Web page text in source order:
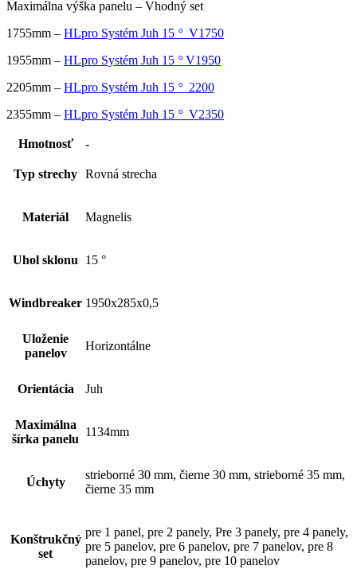
Maximálna výška panelu – Vhodný set
1755mm – HLpro Systém Juh 15 °V1750
1955mm – HLpro Systém Juh 15 °V1950
2205mm – HLpro Systém Juh 15 °2200
2355mm – HLpro Systém Juh 15 °V2350
Hmotnosť -
Typ strechy Rovná strecha
Materiál Magnelis
Uhol sklonu 15 °
Windbreaker 1950x285x0,5
Uloženie
panelov
Horizontálne
Orientácia Juh
Maximálna
šírka panelu
1134mm
Úchyty
strieborné 30 mm, čierne 30 mm, strieborné 35 mm,
čierne 35 mm
Konštrukčný
set
pre 1 panel, pre 2 panely, Pre 3 panely, pre 4 panely,
pre 5 panelov, pre 6 panelov, pre 7 panelov, pre 8
panelov, pre 9 panelov, pre 10 panelov